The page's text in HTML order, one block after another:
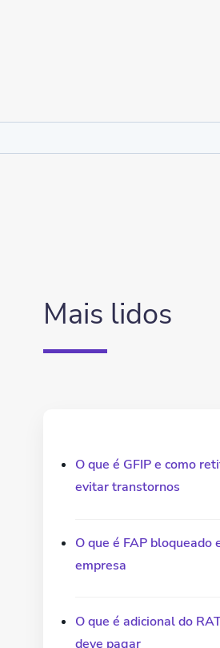
Mais lidos
O que é GFIP e como
evitar transtornos
O que é FAP bloqueado
empresa
O que é adicional do
deve pagar